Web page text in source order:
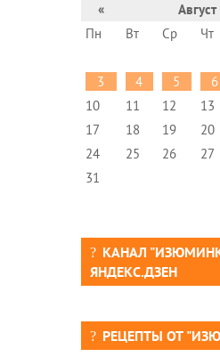
«
Пн
Вт Ср Чт
3
4 5 6
10
11 12 13
17
18 19 20
24
25 26 27
31
КАНАЛ
ЯНДЕКС.ДЗЕН
РЕЦЕПТЫ ОТ